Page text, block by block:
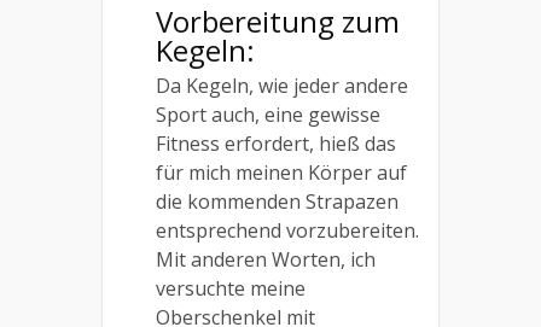
Vorbereitung zum
Kegeln:
Da Kegeln, wie jeder andere
Sport auch, eine gewisse
Fitness erfordert, hieß das
für mich meinen Körper auf
die kommenden Strapazen
entsprechend vorzubereiten.
Mit anderen Worten, ich
versuchte meine
Oberschenkel mit